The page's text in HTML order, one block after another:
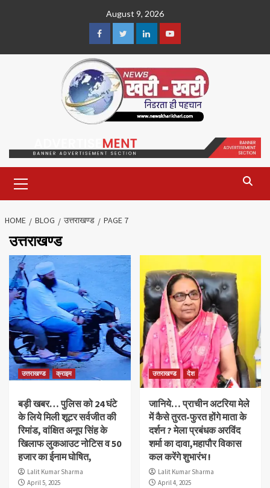
August 9, 2026
FacebookTwitterLinkedinYoutube
Menu
HOME BLOG उत्तराखण्ड PAGE 7
उत्तराखण्ड
उत्तराखण्ड क्राइम
बड़ी खबर… पुलिस को 24 घंटे
के लिये मिली शूटर सर्वजीत की
रिमांड, वांक्षित अनूप सिंह के
खिलाफ लुकआउट नोटिस व 50
हजार का ईनाम घोषित,
Lalit Kumar Sharma
April 5, 2025
उत्तराखण्ड देश
जानिये… प्राचीन अटरिया मेले
में कैसे तुरत-फुरत होंगे माता के
दर्शन ? मेला प्रबंधक अरविंद
शर्मा का दावा,महापौर विकास
कल करेंगे शुभारंभ !
Lalit Kumar Sharma
April 4, 2025